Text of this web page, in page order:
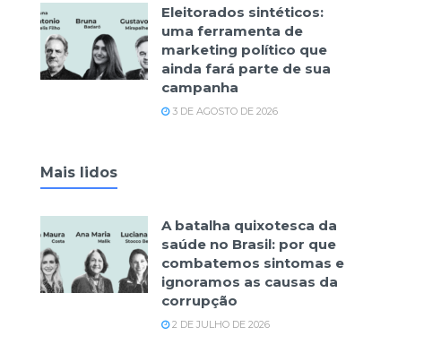
Eleitorados sintéticos:
uma ferramenta de
marketing político que
ainda fará parte de sua
campanha
3 DE AGOSTO DE 2026
Mais lidos
A batalha quixotesca da
saúde no Brasil: por que
combatemos sintomas e
ignoramos as causas da
corrupção
2 DE JULHO DE 2026